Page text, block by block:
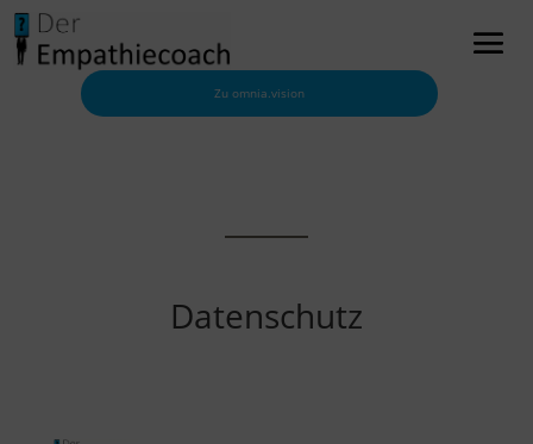
Zu omnia.vision
Datenschutz